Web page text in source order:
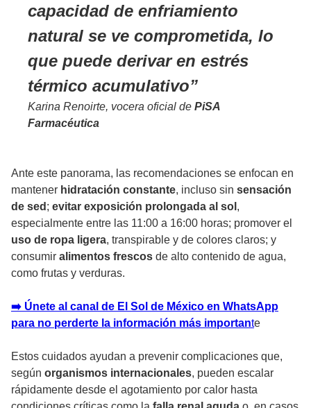
capacidad de enfriamiento
natural se ve comprometida, lo
que puede derivar en estrés
térmico acumulativo
Karina Renoirte, vocera oficial de PiSA
Farmacéutica
Ante este panorama, las recomendaciones se enfocan en
mantener hidratación constante, incluso sin sensación
de sed ; evitar exposición prolongada al sol ,
especialmente entre las 11:00 a 16:00 horas; promover el
uso de ropa ligera, transpirable y de colores claros; y
consumir alimentos frescos de alto contenido de agua,
como frutas y verduras.
➡️ Únete al canal de El Sol de México en WhatsApp
para no perderte la información más importante
Estos cuidados ayudan a prevenir complicaciones que,
según organismos internacionales, pueden escalar
rápidamente desde el agotamiento por calor hasta